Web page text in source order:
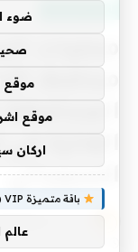
محليات
محافظ
الفائزة
السيبراني
2 دقائق
ضوء
موقع
موقع
اركان
باقة متميزة VIP (كود: AA86842):